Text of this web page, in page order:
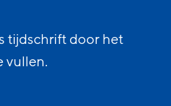
tijdschrift door het
vullen.